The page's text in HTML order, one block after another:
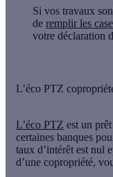
Si vos travaux
de remplir les
votre déclaration
L’éco PTZ
L’éco PTZ est un
certaines banques
taux d’intérêt est nul
d’une copropriété,